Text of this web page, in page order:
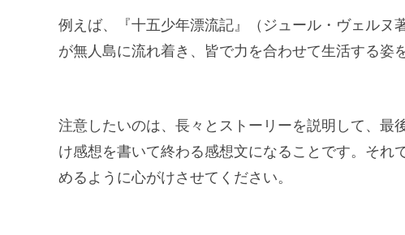
例えば、『十五少年漂流記』（ジュール・ヴェル
が無人島に流れ着き、皆で力を合わせて生活する姿
注意したいのは、長々とストーリーを説明して、
け感想を書いて終わる感想文になることです。それ
めるように心がけさせてください。